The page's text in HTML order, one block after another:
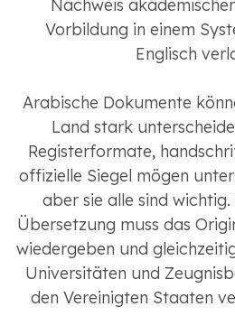
Nachweis
Vorbildung in einem
Englisch
Arabische Dokumente
Land stark
Registerformate,
offizielle Siegel mögen
aber sie alle sind
Übersetzung muss das
wiedergeben und
Universitäten und
den Vereinigten Staaten